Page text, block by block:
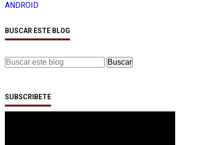
ANDROID
BUSCAR ESTE BLOG
SUBSCRIBETE